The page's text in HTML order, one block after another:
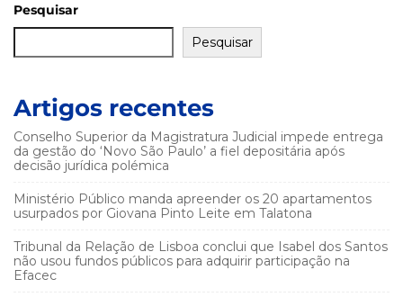
Pesquisar
Pesquisar
Artigos recentes
Conselho Superior da Magistratura Judicial impede entrega
da gestão do ‘Novo São Paulo’ a fiel depositária após
decisão jurídica polémica
Ministério Público manda apreender os 20 apartamentos
usurpados por Giovana Pinto Leite em Talatona
Tribunal da Relação de Lisboa conclui que Isabel dos Santos
não usou fundos públicos para adquirir participação na
Efacec